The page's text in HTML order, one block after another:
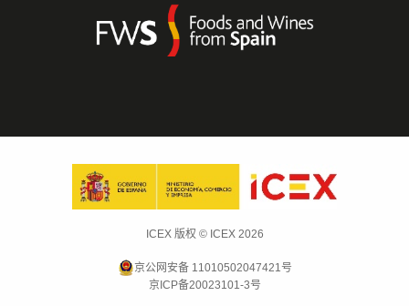
ICEX 版权 © ICEX 2026
京公网安备 11010502047421号
京ICP备20023101-3号